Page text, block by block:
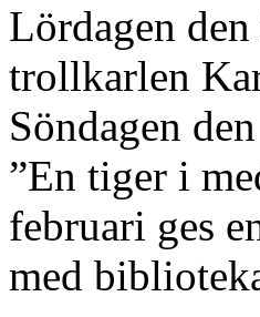
Lördagen
trollkarlen
Söndagen
”En tiger i
februari ges
med